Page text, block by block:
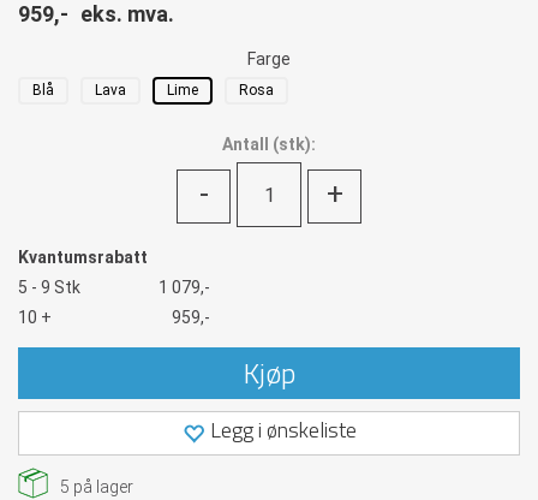
959,- eks. mva.
Farge
Blå Lava Lime Rosa
Antall (stk):
- +
Kvantumsrabatt
5 - 9 Stk
1 079,-
10 +
959,-
Kjøp
Legg i ønskeliste
5 på lager